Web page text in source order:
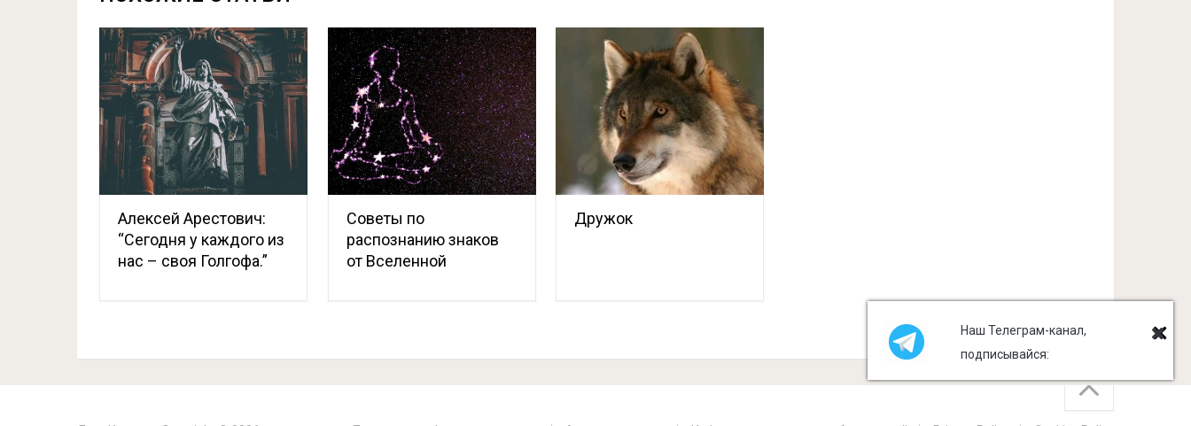
Алексей Арестович:
“Сегодня у каждого из
нас – своя Голгофа.”
Советы по
распознанию знаков
от Вселенной
Дружок
Наш Телеграм-канал,
подписывайся: